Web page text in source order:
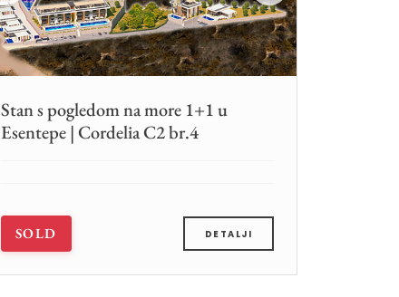
Stan s pogledom na more 1+1 u
Esentepe | Cordelia C2 br.4
SOLD DETALJI